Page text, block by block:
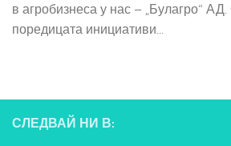
в агробизнеса у нас – „Булагро“
поредицата инициативи...
СЛЕДВАЙ НИ В: